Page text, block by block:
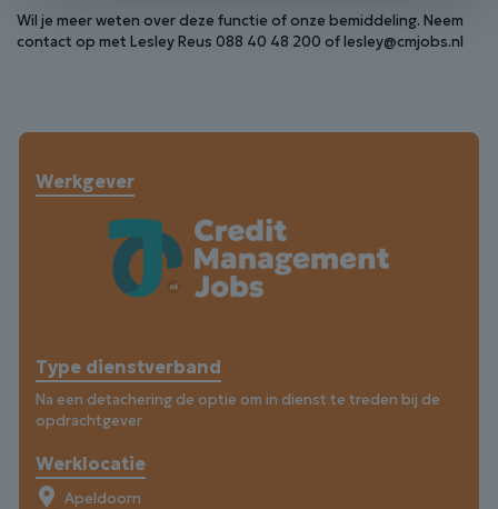
Wil je meer weten over deze functie of onze bemiddeling. Neem
contact op met Lesley Reus 088 40 48 200 of lesley@cmjobs.nl
Werkgever
Type dienstverband
Na een detachering de optie om in dienst te treden bij de
opdrachtgever
Werklocatie
Apeldoorn